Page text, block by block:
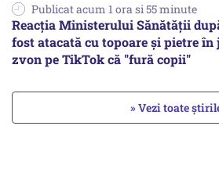
Publicat acum 1 ora si 55 minute
Reacția Ministerului Sănătății
fost atacată cu topoare și pietre
zvon pe TikTok că "fură copii"
» Vezi toate